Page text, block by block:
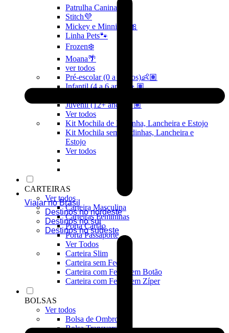
Patrulha Canina🐶
Stitch💜
Mickey e Minnie🐭🎀
Linha Pets🐾
Frozen❄️
Moana🌴
ver todos
Pré-escolar (0 a 3 anos)👶🏽
Infantil (4 a 6 anos)👦🏽
Juvenil (12+ anos)👨🏽
Ver todos
Kit Mochila de Rodinha, Lancheira e Estojo
Kit Mochila sem Rodinhas, Lancheira e
Estojo
Ver todos
CARTEIRAS
Ver todos
Carteira Masculina
Carteiras Femininas
Porta Cartão
Porta Passaporte
Ver Todos
Carteira Slim
Carteira sem Fecho
Carteira com Fecho em Botão
Carteira com Fecho em Zíper
BOLSAS
Ver todos
Bolsa de Ombro
Bolsa Transversal
Viajar no Brasil
Destinos no nordeste
Destinos no sul
Destinos no sudeste